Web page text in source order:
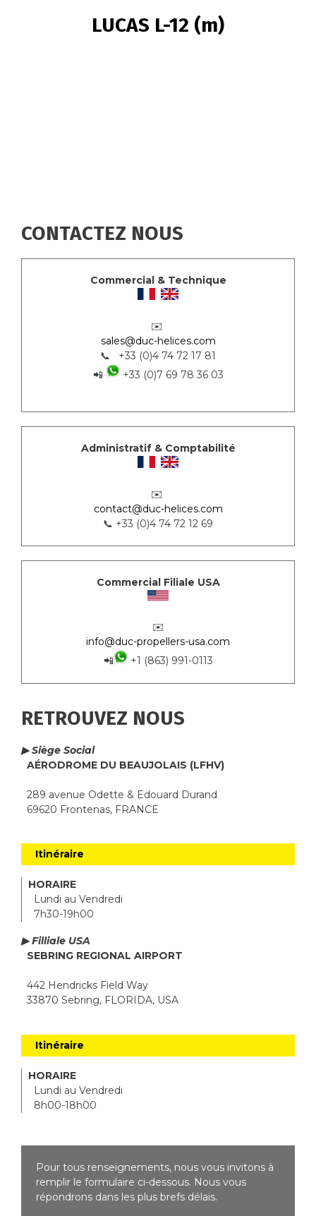
D'ARIANE
LUCAS L-12 (m)
CONTACTEZ NOUS
Commercial & Technique
✉️
sales@duc-helices.com
📞 +33 (0)4 74 72 17 81
📲
+33 (0)7 69 78 36 03
Administratif & Comptabilité
✉️
contact@duc-helices.com
📞 +33 (0)4 74 72 12 69
Commercial Filiale USA
✉️
info@duc-propellers-usa.com
📲
+1 (863) 991-0113
RETROUVEZ NOUS
▶ Siège Social
AÉRODROME DU BEAUJOLAIS (LFHV)
289 avenue Odette & Edouard Durand
69620 Frontenas, FRANCE
Itinéraire
HORAIRE
Lundi au Vendredi
7h30-19h00
▶ Filliale USA
SEBRING REGIONAL AIRPORT
442 Hendricks Field Way
33870 Sebring, FLORIDA, USA
Itinéraire
HORAIRE
Lundi au Vendredi
8h00-18h00
Pour tous renseignements, nous vous invitons à
remplir le formulaire ci-dessous. Nous vous
répondrons dans les plus brefs délais.